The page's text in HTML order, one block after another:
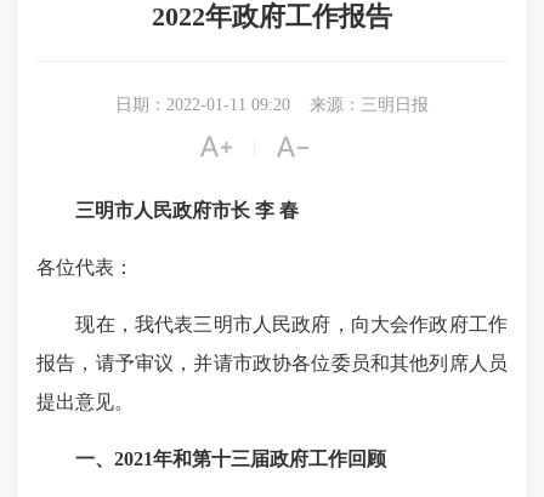
2022年政府工作报告
日期：2022-01-11 09:20 来源：三明日报
 
三明市人民政府市长 李 春
各位代表：
现在，我代表三明市人民政府，向大会作政府工作
报告，请予审议，并请市政协各位委员和其他列席人员
提出意见。
一、2021年和第十三届政府工作回顾